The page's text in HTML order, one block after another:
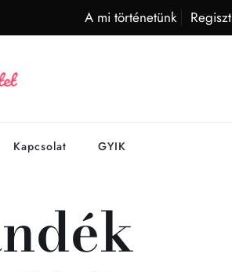
A mi történetünk
Kapcsolat GYIK